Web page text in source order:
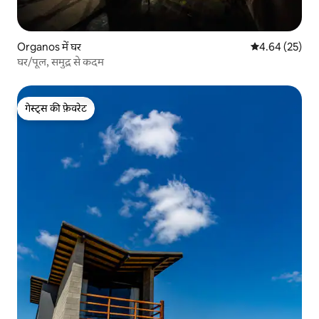
Organos में घर औसत रेटिंग 5 में
4.64 (25)
घर/पूल, समुद्र से कदम
गेस्ट्स की फ़ेवरेट
गेस्ट्स की फ़ेवरेट